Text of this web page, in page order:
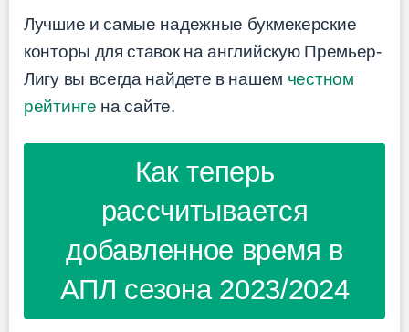
Лучшие и самые надежные букмекерские
конторы для ставок на английскую Премьер-
Лигу вы всегда найдете в нашем честном
рейтинге на сайте.
Как теперь
рассчитывается
добавленное время в
АПЛ сезона 2023/2024